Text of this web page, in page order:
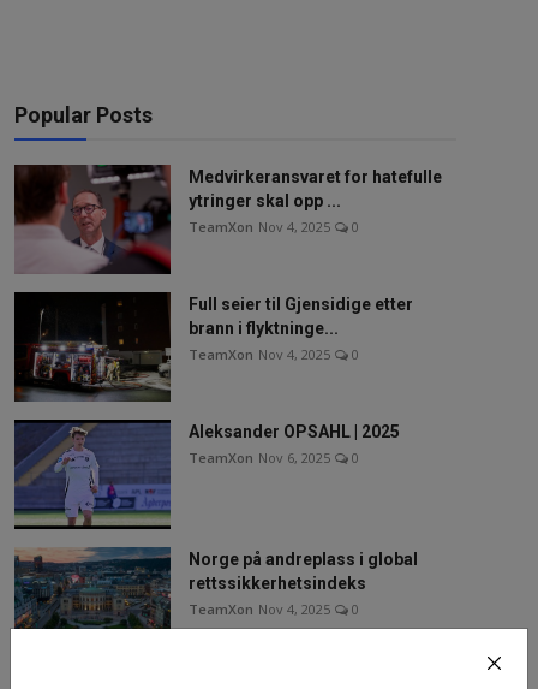
Popular Posts
Medvirkeransvaret for hatefulle
ytringer skal opp ...
TeamXon Nov 4, 2025 0
Full seier til Gjensidige etter
brann i flyktninge...
TeamXon Nov 4, 2025 0
Aleksander OPSAHL | 2025
TeamXon Nov 6, 2025 0
Norge på andreplass i global
rettssikkerhetsindeks
TeamXon Nov 4, 2025 0